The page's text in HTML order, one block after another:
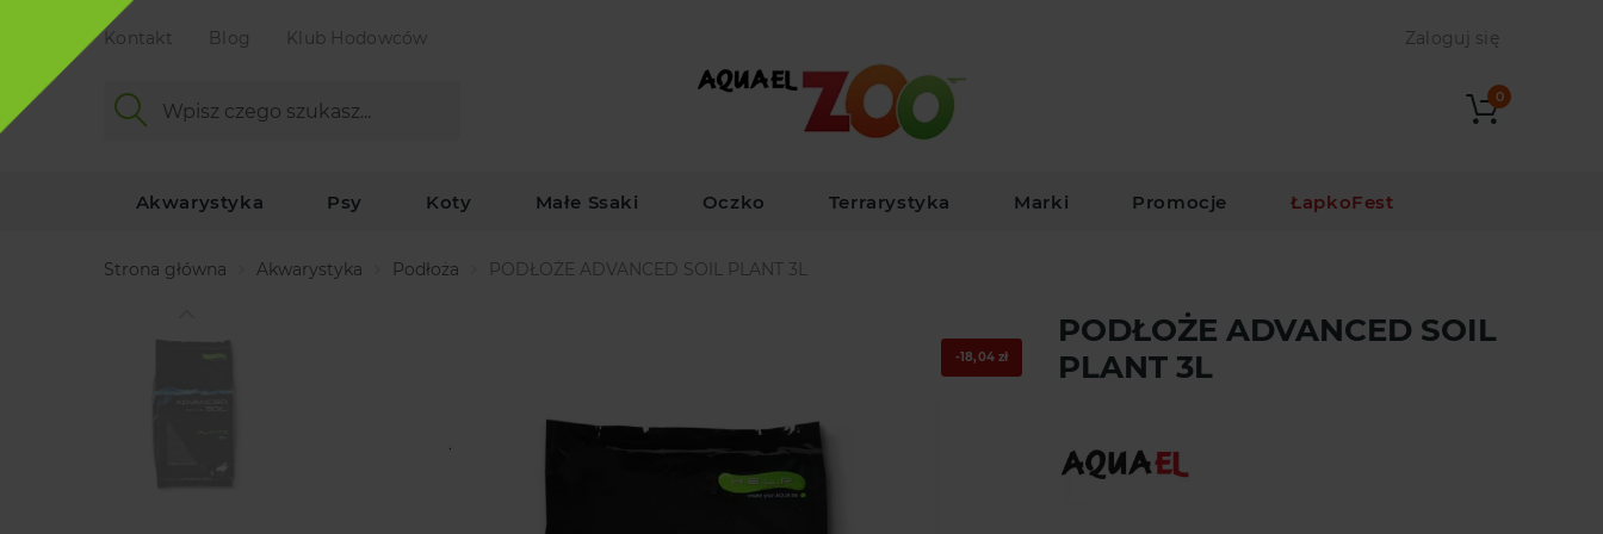
Kontakt Blog Klub Hodowców Zaloguj się
0
Akwarystyka Psy Koty Małe Ssaki Oczko Terrarystyka Marki Promocje ŁapkoFest
Strona główna Akwarystyka Podłoża PODŁOŻE ADVANCED SOIL PLANT 3L
-18,04 zł
PODŁOŻE ADVANCED SOIL
PLANT 3L